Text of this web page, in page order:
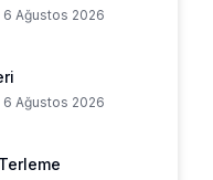
6 Ağustos 2026
6 Ağustos 2026